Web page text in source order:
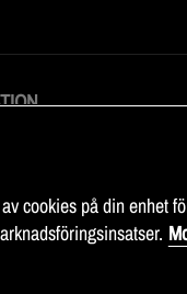
cookies på din enhet